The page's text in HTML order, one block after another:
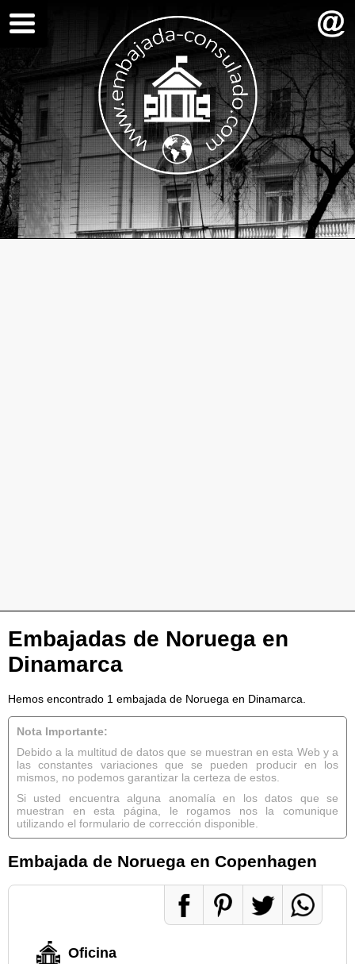
Embajadas de Noruega en
Dinamarca
Hemos encontrado 1 embajada de Noruega en Dinamarca.
Nota Importante:
Debido a la multitud de datos que se muestran en esta Web y a
las constantes variaciones que se pueden producir en los
mismos, no podemos garantizar la certeza de estos.
Si usted encuentra alguna anomalía en los datos que se
muestran en esta página, le rogamos nos la comunique
utilizando el formulario de corrección disponible.
Embajada de Noruega en Copenhagen
Oficina